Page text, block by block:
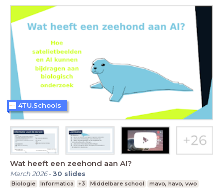
Wat heeft een zeehond aan AI?
March 2026-30 slides
Biologie Informatica +3 Middelbare school
mavo, havo, vwo
4TU.Schools